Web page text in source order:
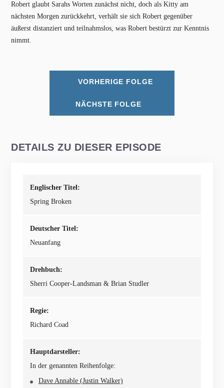
Robert glaubt Sarahs Worten zunächst nicht, doch als Kitty am
nächsten Morgen zurückkehrt, verhält sie sich Robert gegenüber
äußerst distanziert und teilnahmslos, was Robert bestürzt zur Kenntnis
nimmt.
VORHERIGE FOLGE
NÄCHSTE FOLGE
DETAILS ZU DIESER EPISODE
Englischer Titel:
Spring Broken
Deutscher Titel:
Neuanfang
Drehbuch:
Sherri Cooper-Landsman & Brian Studler
Regie:
Richard Coad
Hauptdarsteller:
In der genannten Reihenfolge:
Dave Annable (Justin Walker)